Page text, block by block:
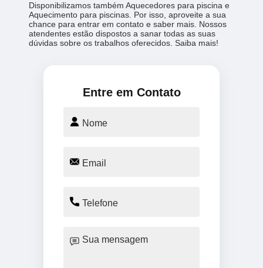
Disponibilizamos também Aquecedores para piscina e
Aquecimento para piscinas. Por isso, aproveite a sua
chance para entrar em contato e saber mais. Nossos
atendentes estão dispostos a sanar todas as suas
dúvidas sobre os trabalhos oferecidos. Saiba mais!
Entre em Contato